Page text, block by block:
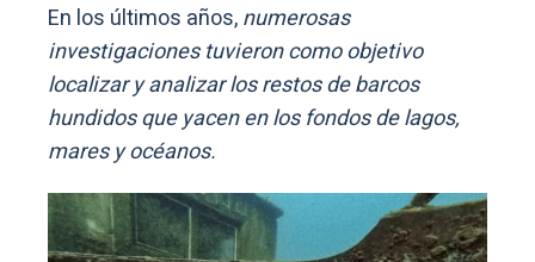
En los últimos años,numerosas
investigaciones tuvieron como objetivo
localizar y analizar los restos de barcos
hundidos que yacen en los fondos de lagos,
mares y océanos.